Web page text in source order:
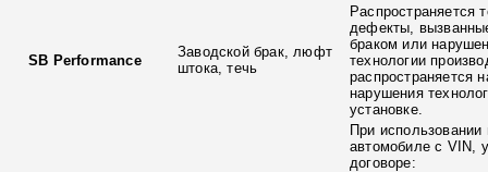
SB Performance
Заводской брак, люфт
штока, течь
Распространяется
дефекты,
браком или
технологии
распространяется
нарушения
установке.
При использовании
автомобиле с VIN,
договоре: